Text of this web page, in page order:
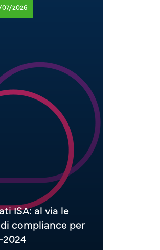
2026
ISA: al via le
compliance per